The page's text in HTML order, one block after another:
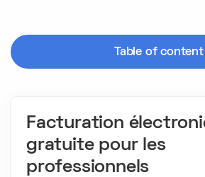
Table of content
Facturation
gratuite pour les
professionnels